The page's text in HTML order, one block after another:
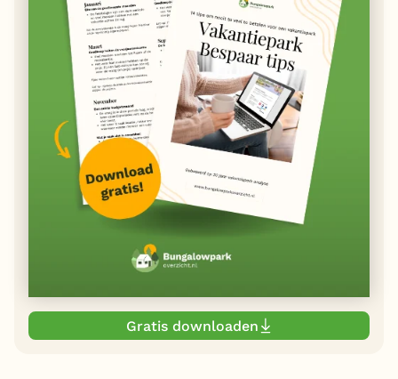
Gratis downloaden